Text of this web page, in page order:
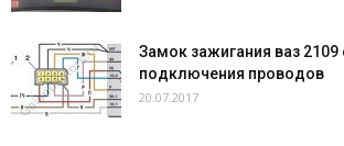
Замок зажигания ваз 2109
подключения проводов
20.07.2017